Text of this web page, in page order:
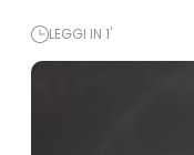
LEGGI IN 1'